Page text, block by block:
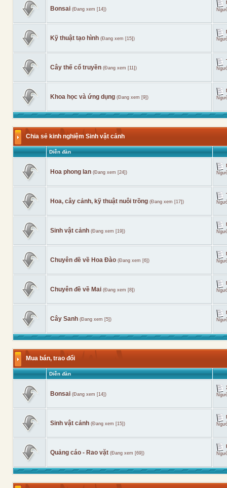
Bonsai (Đang xem [14])
Kỹ thuật tạo hình (Đang xem [15])
Cây thế cổ truyền (Đang xem [11])
Khoa học và ứng dụng (Đang xem [9])
Chia sẻ kinh nghiệm Sinh vật cảnh
Diễn đàn
Hoa phong lan (Đang xem [24])
Hoa, cây cảnh, kỹ thuật nuôi trồng (Đang xem [17])
Sinh vật cảnh (Đang xem [19])
Chuyên đề về Hoa Đào (Đang xem [6])
Chuyên đề về Mai (Đang xem [8])
Cây Sanh (Đang xem [5])
Mua bán, trao đổi
Diễn đàn
Bonsai (Đang xem [14])
Sinh vật cảnh (Đang xem [15])
Quảng cáo - Rao vặt (Đang xem [69])